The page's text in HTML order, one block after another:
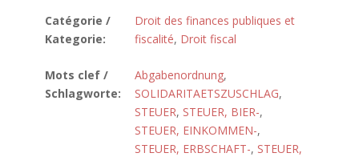
Catégorie /
Kategorie:
Droit des finances publiques et
fiscalité, Droit fiscal
Mots clef /
Schlagworte:
Abgabenordnung,
SOLIDARITAETSZUSCHLAG,
STEUER, STEUER, BIER-,
STEUER, EINKOMMEN-,
STEUER, ERBSCHAFT-, STEUER,